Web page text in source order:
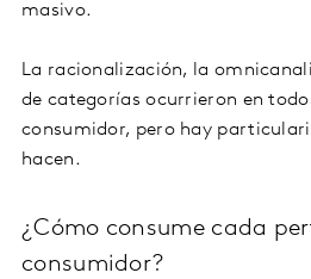
masivo.
La racionalización, la
de categorías ocurrieron en
consumidor, pero hay
hacen.
¿Cómo consume cada
consumidor?